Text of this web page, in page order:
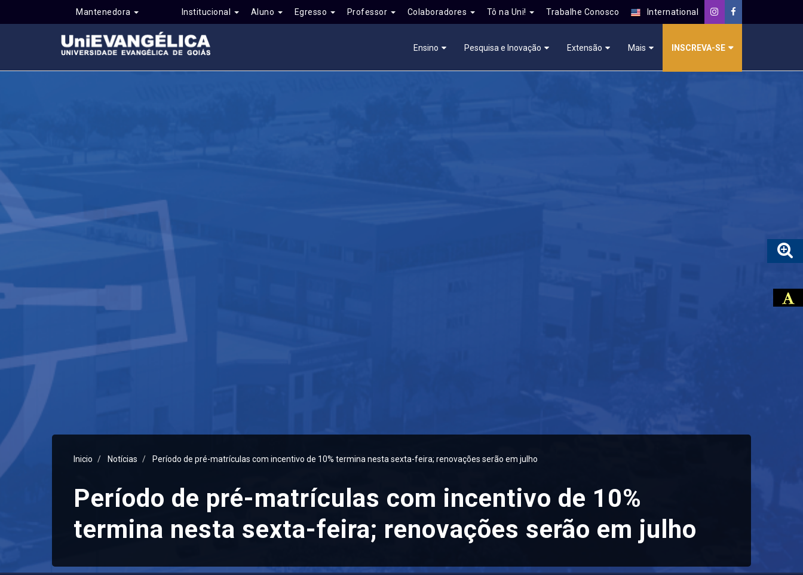
Mantenedora Institucional Aluno Egresso Professor Colaboradores Tô na Uni! Trabalhe Conosco International
Ensino Pesquisa e Inovação Extensão Mais INSCREVA-SE
Inicio Notícias Período de pré-matrículas com incentivo de 10% termina nesta sexta-feira; renovações serão em julho
Período de pré-matrículas com incentivo de 10%
termina nesta sexta-feira; renovações serão em julho